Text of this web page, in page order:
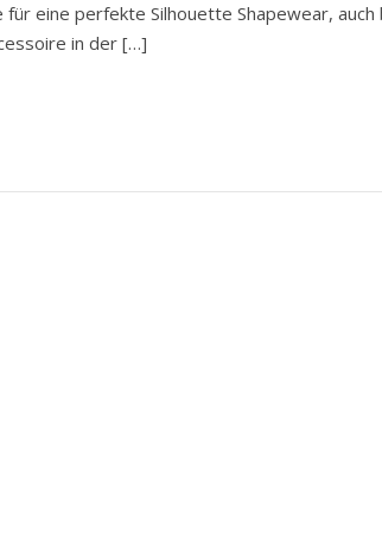
für eine perfekte Silhouette Shapewear,
in der […]